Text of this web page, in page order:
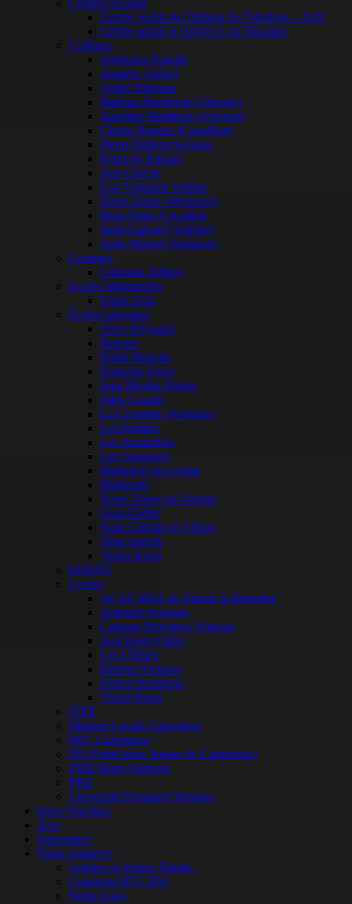
Centres sociaux
Centre social du Château de l’Horloge – AIX
Centre social et citoyen Lou Tricadou
Collèges
Alphonse Daudet
Ampère (Arles)
André Malraux
Barbara Hendricks (Orange)
Anselme Matthieu (Avignon)
Clovis Hugues (Cavaillon)
Denis Diderot Sorgues
François Raspail
Jean Garcin
Lou Vignarès Vedène
Notre Dame (Monteux)
Rosa Parks Cavaillon
Saint-Gabriel (Valréas)
Saint Michel (Avignon)
Colonies
Colonies Telligo
Ecoles Maternelles
Emile Zola
Écoles primaires
Alice Reynaud
Brantes
Emile Bouche
François Jouve
Jean Moulin Pernes
Jules Cassini
La Croisière (Avignon)
La Quintine
Les Amandiers
Les Garrigues
Malemort du comtat
Méthamis
Notre Dame du Sourire
Saint-Didier
Saint Christol d’Albion
Saint Joseph
Vertes Rives
EHPAD
Lycées
ACAF MSA de Vaison la Romaine
Aubanel Avignon
Campus Provence Ventoux
Jean Henri Fabre
Les Chênes
Pasteur Avignon
Robert Schuman
Victor Hugo
ITEP
Mission Locale Carpentras
MJC Carpentras
PIJ (Point Infos Jeunes de Carpentras)
PNR Mont-Ventoux
PRE
Université Populaire Ventoux
Infos Vaucluse
Jeux
Partenaires
Nous contacter
Artistes et Jeunes Talents
Contacter RTV FM
Notre Logo